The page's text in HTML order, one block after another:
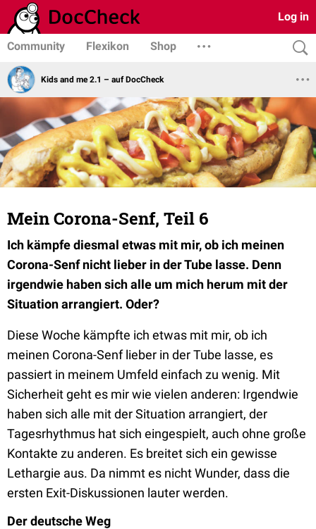
Log in
Community Flexikon Shop
Kids and me 2.1 – auf DocCheck
Mein Corona-Senf, Teil 6
Ich kämpfe diesmal etwas mit mir, ob ich meinen
Corona-Senf nicht lieber in der Tube lasse. Denn
irgendwie haben sich alle um mich herum mit der
Situation arrangiert. Oder?
Diese Woche kämpfte ich etwas mit mir, ob ich
meinen Corona-Senf lieber in der Tube lasse, es
passiert in meinem Umfeld einfach zu wenig. Mit
Sicherheit geht es mir wie vielen anderen: Irgendwie
haben sich alle mit der Situation arrangiert, der
Tagesrhythmus hat sich eingespielt, auch ohne große
Kontakte zu anderen. Es breitet sich ein gewisse
Lethargie aus. Da nimmt es nicht Wunder, dass die
ersten Exit-Diskussionen lauter werden.
Der deutsche Weg